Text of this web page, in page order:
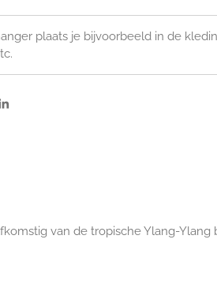
plaats je bijvoorbeeld in de
S
van de tropische Ylang-Ylang